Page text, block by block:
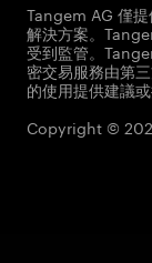
Tangem AG 僅
解決方案。
受到監管。
密交易服務由第
的使用提供建議或